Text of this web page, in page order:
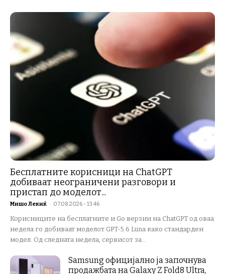
Бесплатните корисници на ChatGPT
добиваат неограничени разговори и
пристап до моделот...
Мишо Лекиќ - 07.08.2026 - 13:46
Корисниците на бесплатните и Go верзии на ChatGPT од оваа
недела го добиваат моделот GPT-5.6 Luna како стандарден
модел. Од следната недела, сервисот за...
Samsung официјално ја започнува
продажбата на Galaxy Z Fold8 Ultra,